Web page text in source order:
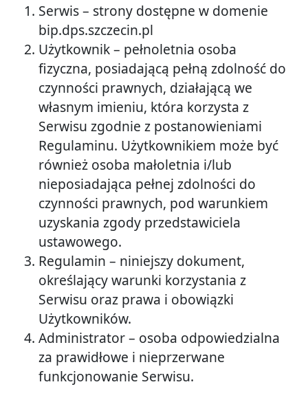
Serwis – strony dostępne w domenie
bip.dps.szczecin.pl
Użytkownik – pełnoletnia osoba
fizyczna, posiadającą pełną zdolność do
czynności prawnych, działającą we
własnym imieniu, która korzysta z
Serwisu zgodnie z postanowieniami
Regulaminu. Użytkownikiem może być
również osoba małoletnia i/lub
nieposiadająca pełnej zdolności do
czynności prawnych, pod warunkiem
uzyskania zgody przedstawiciela
ustawowego.
Regulamin – niniejszy dokument,
określający warunki korzystania z
Serwisu oraz prawa i obowiązki
Użytkowników.
Administrator – osoba odpowiedzialna
za prawidłowe i nieprzerwane
funkcjonowanie Serwisu.